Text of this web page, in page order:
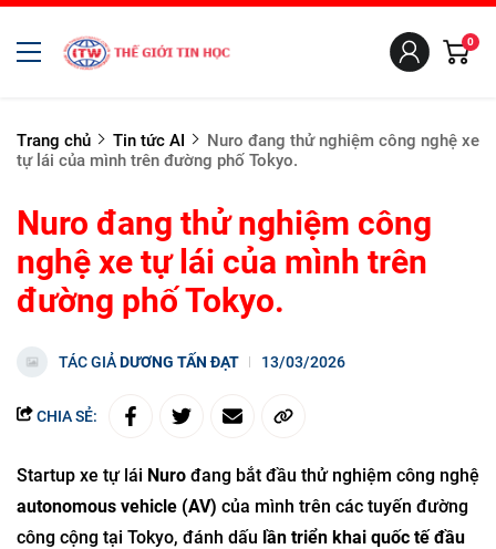
0
Trang chủ Tin tức AI
Nuro đang thử nghiệm công nghệ xe
tự lái của mình trên đường phố Tokyo.
Nuro đang thử nghiệm công
nghệ xe tự lái của mình trên
đường phố Tokyo.
TÁC GIẢDƯƠNG TẤN ĐẠT 13/03/2026
CHIA SẺ:
Startup xe tự lái Nuro đang bắt đầu thử nghiệm công nghệ
autonomous vehicle (AV) của mình trên các tuyến đường
công cộng tại Tokyo, đánh dấu lần triển khai quốc tế đầu